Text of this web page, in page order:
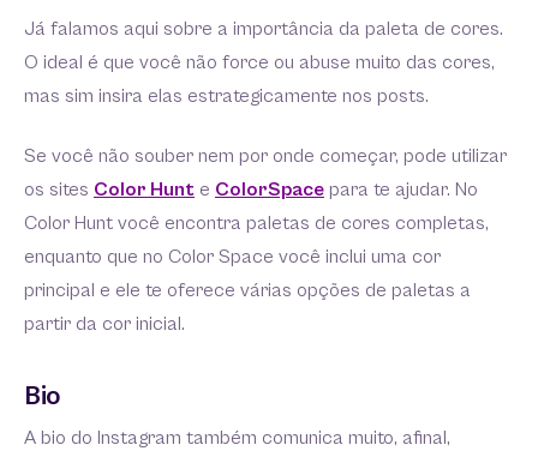
Já falamos aqui sobre a importância da paleta de cores.
O ideal é que você não force ou abuse muito das cores,
mas sim insira elas estrategicamente nos posts.
Se você não souber nem por onde começar, pode utilizar
os sites Color Hunt e ColorSpace para te ajudar. No
Color Hunt você encontra paletas de cores completas,
enquanto que no Color Space você inclui uma cor
principal e ele te oferece várias opções de paletas a
partir da cor inicial.
Bio
A bio do Instagram também comunica muito, afinal,